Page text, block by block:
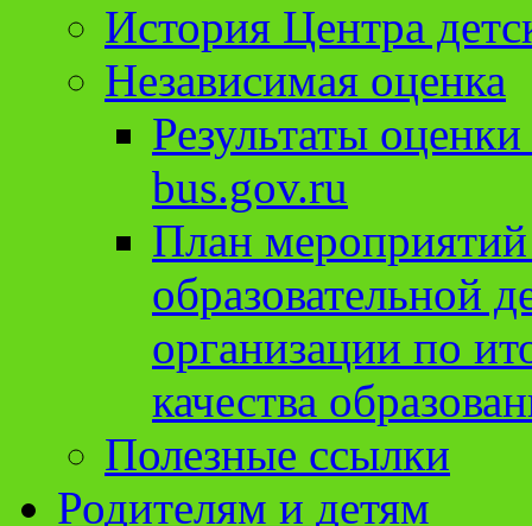
История Центра
Независимая оценка
Результаты
bus.gov.ru
План
образовательной
организации по
качества
Полезные ссылки
Родителям и детям